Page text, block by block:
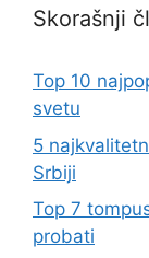
Skorašnji
Top 10
svetu
5
Srbiji
Top 7
probati